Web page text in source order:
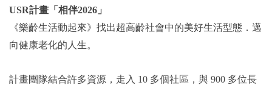
USR計畫「相伴2026」
《樂齡生活動起來》找出超高齡社會中的美好生活型態．邁
向健康老化的人生。
計畫團隊結合許多資源，走入 10 多個社區，與 900 多位長